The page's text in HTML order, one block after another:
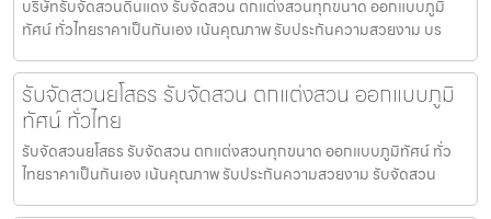
บริษัทรับจัดสวนดินแดง รับจัดสวน ตกแต่งสวนทุกขนาด ออกแบบภูมิ
ทัศน์ ทั่วไทยราคาเป็นกันเอง เน้นคุณภาพ รับประกันความสวยงาม บร
รับจัดสวนยโสธร รับจัดสวน ตกแต่งสวน ออกแบบภูมิ
ทัศน์ ทั่วไทย
รับจัดสวนยโสธร รับจัดสวน ตกแต่งสวนทุกขนาด ออกแบบภูมิทัศน์ ทั่ว
ไทยราคาเป็นกันเอง เน้นคุณภาพ รับประกันความสวยงาม รับจัดสวน